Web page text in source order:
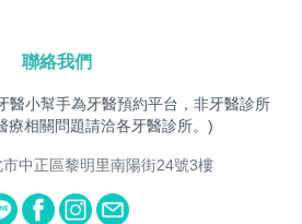
聯絡我們
醫小幫手為牙醫預約平台，非牙醫診所
療相關問題請洽各牙醫診所。)
中正區黎明里南陽街24號3樓